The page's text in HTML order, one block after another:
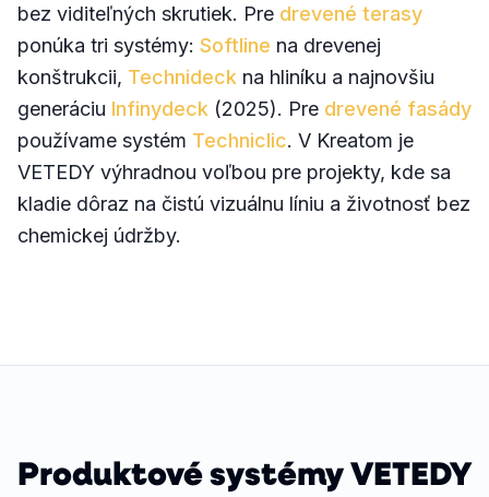
bez viditeľných skrutiek. Pre drevené terasy
ponúka tri systémy: Softline na drevenej
konštrukcii, Technideck na hliníku a najnovšiu
generáciu Infinydeck (2025). Pre drevené fasády
používame systém Techniclic. V Kreatom je
VETEDY výhradnou voľbou pre projekty, kde sa
kladie dôraz na čistú vizuálnu líniu a životnosť bez
chemickej údržby.
Produktové systémy VETEDY